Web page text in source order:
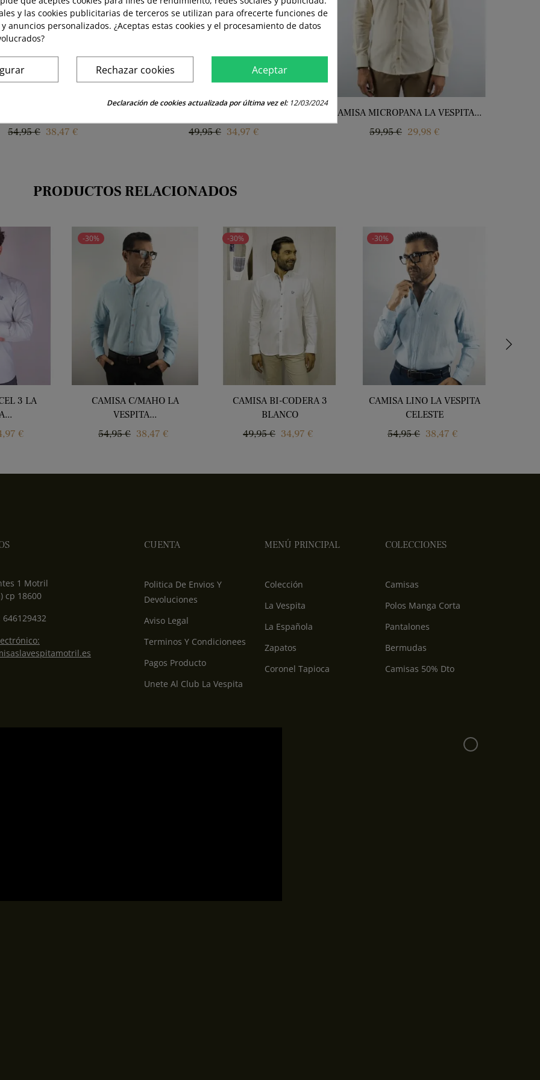
Precio
54,95 € Precio
38,47 €
Precio
49,95 € Precio
34,97 €
CAMISA MICROPANA LA VESPITA...
Precio
59,95 € Precio
29,98 €
PRODUCTOS RELACIONADOS
3 LA
€
-30%
CAMISA C/MAHO LA
VESPITA...
Precio
54,95 € Precio
38,47 €
-30%
CAMISA BI-CODERA 3
BLANCO
Precio
49,95 € Precio
34,97 €
-30%
CAMISA LINO LA VESPITA
CELESTE
Precio
54,95 € Precio
38,47 €
1 Motril
cp 18600
CUENTA
Politica De Envios Y
Devoluciones
Aviso Legal
Terminos Y Condicionees
Pagos Producto
Unete Al Club La Vespita
MENÚ PRINCIPAL
Colección
La Vespita
La Española
Zapatos
Coronel Tapioca
COLECCIONES
Camisas
Polos Manga Corta
Pantalones
Bermudas
Camisas 50% Dto
y las cookies publicitarias de terceros se utilizan para ofrecerte funciones de
anuncios personalizados. ¿Aceptas estas cookies y el procesamiento de datos
Aceptar
Rechazar cookies
Declaración de cookies actualizada por última vez el:12/03/2024